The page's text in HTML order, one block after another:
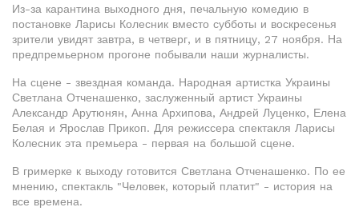
Из-за карантина выходного дня, печальную комедию в
постановке Ларисы Колесник вместо субботы и воскресенья
зрители увидят завтра, в четверг, и в пятницу, 27 ноября. На
предпремьерном прогоне побывали наши журналисты.
На сцене - звездная команда. Народная артистка Украины
Светлана Отченашенко, заслуженный артист Украины
Александр Арутюнян, Анна Архипова, Андрей Луценко, Елена
Белая и Ярослав Прикоп. Для режиссера спектакля Ларисы
Колесник эта премьера - первая на большой сцене.
В гримерке к выходу готовится Светлана Отченашенко. По ее
мнению, спектакль "Человек, который платит" - история на
все времена.